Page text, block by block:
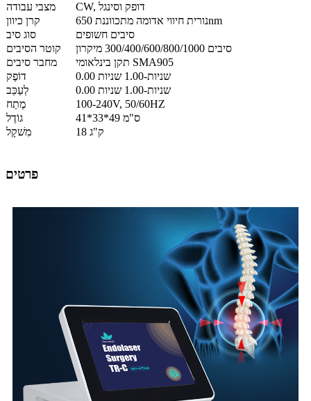
מצבי עבודה
CW, דופק וסינגל
קרן כיוון
נורית חיווי אדומה מתכווננת 650nm
סוג סיב
סיבים חשופים
קוטר הסיבים
סיבים 300/400/600/800/1000 מיקרון
מחבר סיבים
תקן בינלאומי SMA905
דוֹפֶק
0.00 שניות-1.00 שניות
לְעַכֵּב
0.00 שניות-1.00 שניות
מֶתַח
100-240V, 50/60HZ
גוֹדֶל
41*33*49 ס"מ
מִשׁקָל
18 ק"ג
פרטים